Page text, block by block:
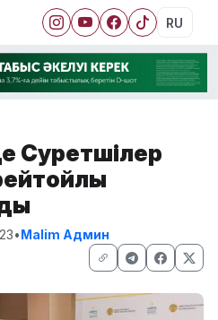
RU
Суретшілер
•Malim Админ